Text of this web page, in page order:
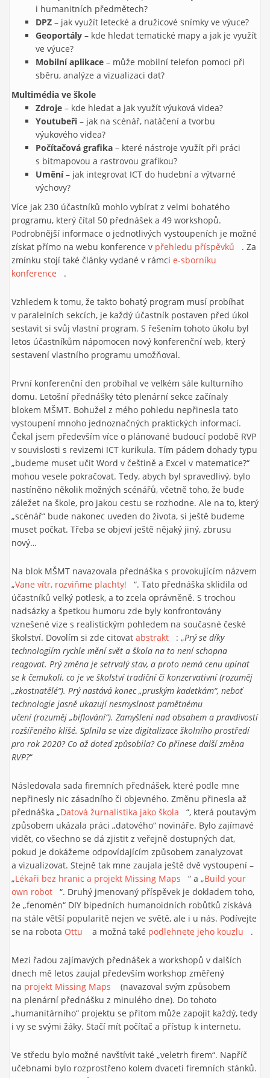
i humanitních předmětech?
DPZ – jak využít letecké a družicové snímky ve výuce?
Geoportály – kde hledat tematické mapy a jak je využít
ve výuce?
Mobilní aplikace – může mobilní telefon pomoci při
sběru, analýze a vizualizaci dat?
Multimédia ve škole
Zdroje – kde hledat a jak využít výuková videa?
Youtubeři – jak na scénář, natáčení a tvorbu
výukového videa?
Počítačová grafika – které nástroje využít při práci
s bitmapovou a rastrovou grafikou?
Umění– jak integrovat ICT do hudební a výtvarné
výchovy?
Více jak 230 účastníků mohlo vybírat z velmi bohatého
programu, který čítal 50 přednášek a 49 workshopů.
Podrobnější informace o jednotlivých vystoupeních je možné
získat přímo na webu konference v přehledu příspěvků (link is
. Za
zmínku stojí také články vydané v rámci e-sborníku
konference (link is external)
.
Vzhledem k tomu, že takto bohatý program musí probíhat
v paralelních sekcích, je každý účastník postaven před úkol
sestavit si svůj vlastní program. S řešením tohoto úkolu byl
letos účastníkům nápomocen nový konferenční web, který
sestavení vlastního programu umožňoval.
První konferenční den probíhal ve velkém sále kulturního
domu. Letošní přednášky této plenární sekce začínaly
blokem MŠMT. Bohužel z mého pohledu nepřinesla tato
vystoupení mnoho jednoznačných praktických informací.
Čekal jsem především více o plánované budoucí podobě RVP
v souvislosti s revizemi ICT kurikula. Tím pádem dohady typu
„budeme muset učit Word v češtině a Excel v matematice?“
mohou vesele pokračovat. Tedy, abych byl spravedlivý, bylo
nastíněno několik možných scénářů, včetně toho, že bude
záležet na škole, pro jakou cestu se rozhodne. Ale na to, který
„scénář“ bude nakonec uveden do života, si ještě budeme
muset počkat. Třeba se objeví ještě nějaký jiný, zbrusu
nový…
Na blok MŠMT navazovala přednáška s provokujícím názvem
„Vane vítr, rozviňme plachty! (link is external)
“. Tato přednáška sklidila od
účastníků velký potlesk, a to zcela oprávněně. S trochou
nadsázky a špetkou humoru zde byly konfrontovány
vznešené vize s realistickým pohledem na současné české
školství. Dovolím si zde citovat abstrakt (link is external)
: „Prý se díky
technologiím rychle mění svět a škola na to není schopna
reagovat. Prý změna je setrvalý stav, a proto nemá cenu upínat
se k čemukoli, co je ve školství tradiční či konzervativní (rozuměj
„zkostnatělé“). Prý nastává konec „pruským kadetkám“, neboť
technologie jasně ukazují nesmyslnost pamětnému
učení (rozuměj „biflování“). Zamyšlení nad obsahem a pravdivostí
rozšířeného klišé. Splnila se vize digitalizace školního prostředí
pro rok 2020? Co až doteď způsobila? Co přinese další změna
RVP?“
Následovala sada firemních přednášek, které podle mne
nepřinesly nic zásadního či objevného. Změnu přinesla až
přednáška „Datová žurnalistika jako škola (link is external)
“, která poutavým
způsobem ukázala práci „datového“ novináře. Bylo zajímavé
vidět, co všechno se dá zjistit z veřejně dostupných dat,
pokud je dokážeme odpovídajícím způsobem zanalyzovat
a vizualizovat. Stejně tak mne zaujala ještě dvě vystoupení –
„Lékaři bez hranic a projekt Missing Maps (link is external)
“ a „Build your
own robot (link is external)
“. Druhý jmenovaný příspěvek je dokladem toho,
že „fenomén“ DIY bipedních humanoidních robůtků získává
na stále větší popularitě nejen ve světě, ale i u nás. Podívejte
se na robota Ottu (link is external)
a možná také podlehnete jeho kouzlu (link is
.
Mezi řadou zajímavých přednášek a workshopů v dalších
dnech mě letos zaujal především workshop změřený
na projekt Missing Maps (link is external)
(navazoval svým způsobem
na plenární přednášku z minulého dne). Do tohoto
„humanitárního“ projektu se přitom může zapojit každý, tedy
i vy se svými žáky. Stačí mít počítač a přístup k internetu.
Ve středu bylo možné navštívit také „veletrh firem“. Napříč
učebnami bylo rozprostřeno kolem dvaceti firemních stánků.